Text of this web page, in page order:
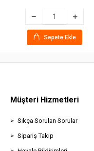
Sepete Ekle
Müşteri Hizmetleri
Sıkça Sorulan Sorular
Sipariş Takip